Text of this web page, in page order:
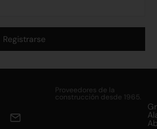
Registrarse
Proveedores de la
construcción desde 1965.